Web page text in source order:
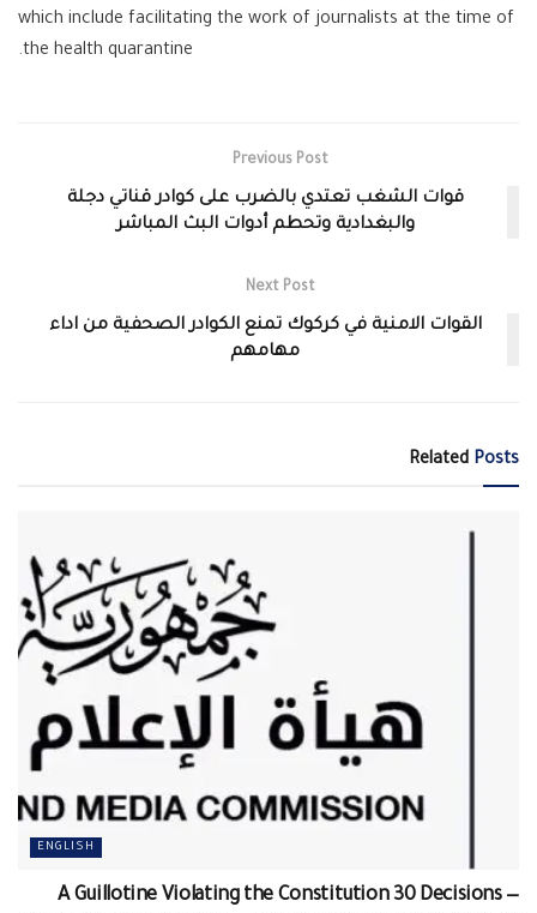
which include facilitating the work of journalists at the time of
the health quarantine.
Previous Post
قوات الشغب تعتدي بالضرب على كوادر قناتي دجلة
والبغدادية وتحطم أدوات البث المباشر
Next Post
القوات الامنية في كركوك تمنع الكوادر الصحفية من اداء
مهامهم
Related Posts
ENGLISH
A Guillotine Violating the Constitution 30 Decisions —